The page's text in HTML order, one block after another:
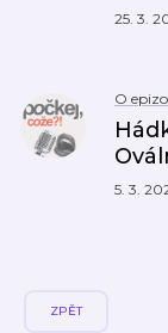
25. 3.
O
5. 3.
ZPĚT